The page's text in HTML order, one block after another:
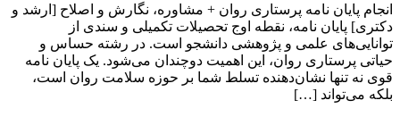
انجام پایان نامه پرستاری روان + مشاوره، نگارش و اصلاح [ارشد و
دکتری] پایان نامه، نقطه اوج تحصیلات تکمیلی و سندی از
توانایی‌های علمی و پژوهشی دانشجو است. در رشته حساس و
حیاتی پرستاری روان، این اهمیت دوچندان می‌شود. یک پایان نامه
قوی نه تنها نشان‌دهنده تسلط شما بر حوزه سلامت روان است،
بلکه می‌تواند […]